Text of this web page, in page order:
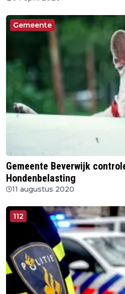
Gemeente
Gemeente Beverwijk
Hondenbelasting
11 augustus 2020
112